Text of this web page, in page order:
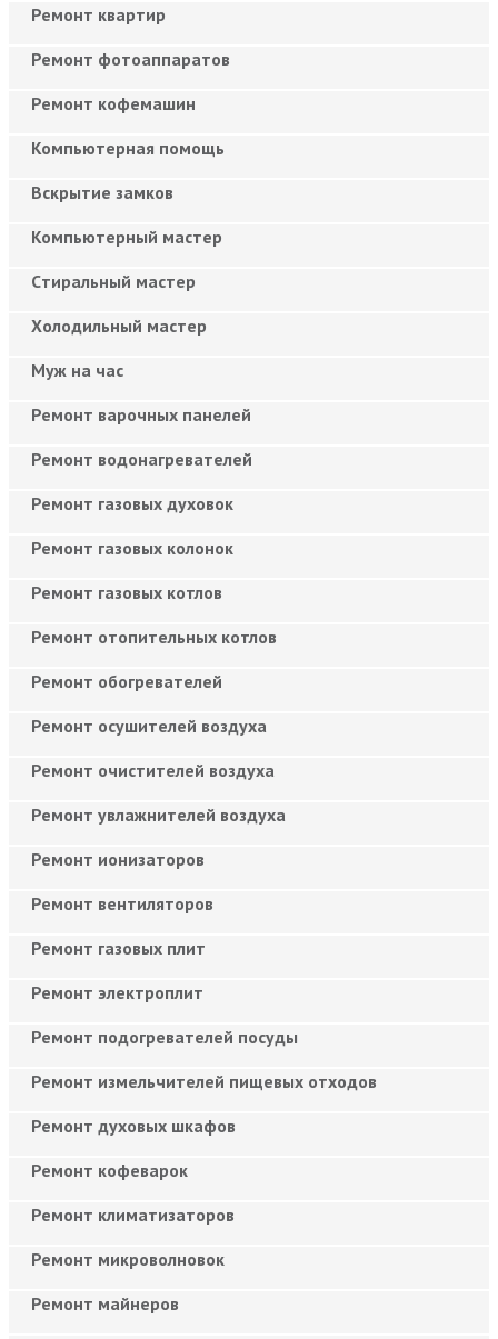
Ремонт квартир
Ремонт фотоаппаратов
Ремонт кофемашин
Компьютерная помощь
Вскрытие замков
Компьютерный мастер
Cтиральный мастер
Холодильный мастер
Муж на час
Ремонт варочных панелей
Ремонт водонагревателей
Ремонт газовых духовок
Ремонт газовых колонок
Ремонт газовых котлов
Ремонт отопительных котлов
Ремонт обогревателей
Ремонт осушителей воздуха
Ремонт очистителей воздуха
Ремонт увлажнителей воздуха
Ремонт ионизаторов
Ремонт вентиляторов
Ремонт газовых плит
Ремонт электроплит
Ремонт подогревателей посуды
Ремонт измельчителей пищевых отходов
Ремонт духовых шкафов
Ремонт кофеварок
Ремонт климатизаторов
Ремонт микроволновок
Ремонт майнеров